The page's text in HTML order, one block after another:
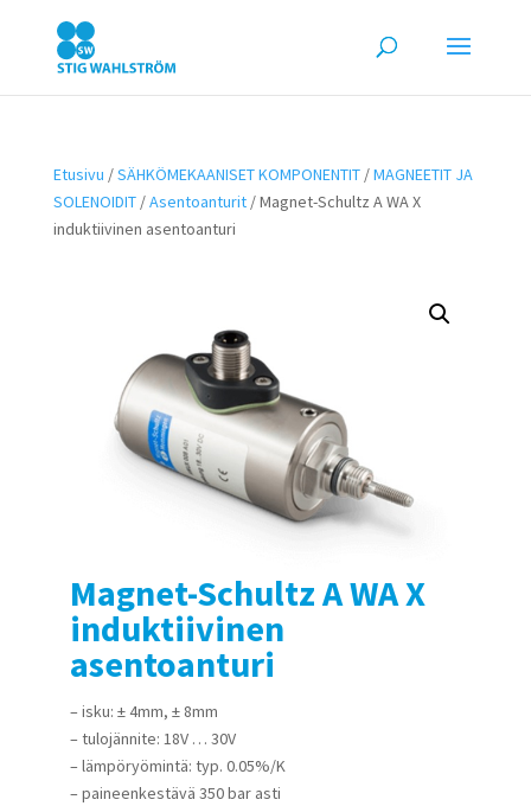
Etusivu /SÄHKÖMEKAANISET KOMPONENTIT/MAGNEETIT JA
SOLENOIDIT/Asentoanturit/ Magnet-Schultz A WA X
induktiivinen asentoanturi
Magnet-Schultz A WA X
induktiivinen
asentoanturi
– isku: ± 4mm, ± 8mm
– tulojännite: 18V … 30V
– lämpöryömintä: typ. 0.05%/K
– paineenkestävä 350 bar asti